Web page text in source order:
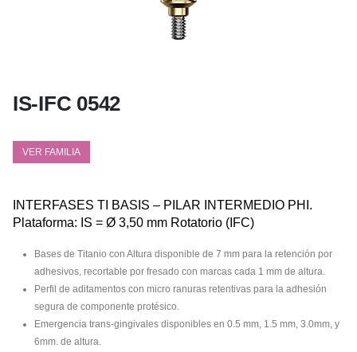
IS-IFC 0542
VER FAMILIA
INTERFASES TI BASIS – PILAR INTERMEDIO PHI.
Plataforma: IS = Ø 3,50 mm Rotatorio (IFC)
Bases de Titanio con Altura disponible de 7 mm para la retención por
adhesivos, recortable por fresado con marcas cada 1 mm de altura.
Perfil de aditamentos con micro ranuras retentivas para la adhesión
segura de componente protésico.
Emergencia trans-gingivales disponibles en 0.5 mm, 1.5 mm, 3.0mm, y
6mm. de altura.